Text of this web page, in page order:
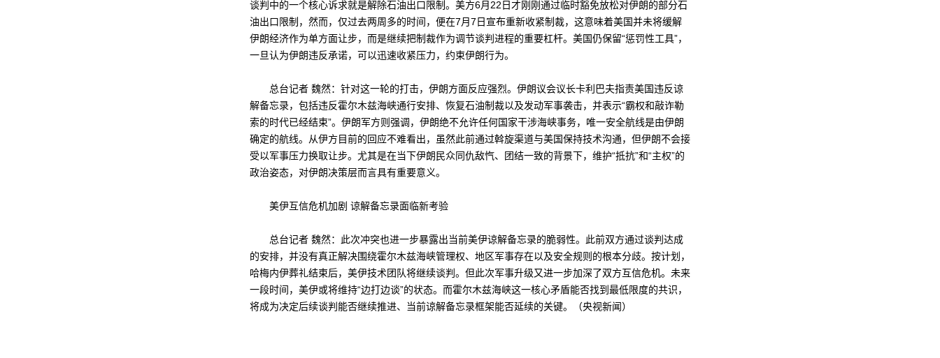
谈判中的一个核心诉求就是解除石油出口限制。美方6月22日才刚刚通过临时豁免放松对伊朗的部分石
油出口限制，然而，仅过去两周多的时间，便在7月7日宣布重新收紧制裁，这意味着美国并未将缓解
伊朗经济作为单方面让步，而是继续把制裁作为调节谈判进程的重要杠杆。美国仍保留“惩罚性工具”，
一旦认为伊朗违反承诺，可以迅速收紧压力，约束伊朗行为。
总台记者 魏然：针对这一轮的打击，伊朗方面反应强烈。伊朗议会议长卡利巴夫指责美国违反谅
解备忘录，包括违反霍尔木兹海峡通行安排、恢复石油制裁以及发动军事袭击，并表示“霸权和敲诈勒
索的时代已经结束”。伊朗军方则强调，伊朗绝不允许任何国家干涉海峡事务，唯一安全航线是由伊朗
确定的航线。从伊方目前的回应不难看出，虽然此前通过斡旋渠道与美国保持技术沟通，但伊朗不会接
受以军事压力换取让步。尤其是在当下伊朗民众同仇敌忾、团结一致的背景下，维护“抵抗”和“主权”的
政治姿态，对伊朗决策层而言具有重要意义。
美伊互信危机加剧 谅解备忘录面临新考验
总台记者 魏然：此次冲突也进一步暴露出当前美伊谅解备忘录的脆弱性。此前双方通过谈判达成
的安排，并没有真正解决围绕霍尔木兹海峡管理权、地区军事存在以及安全规则的根本分歧。按计划，
哈梅内伊葬礼结束后，美伊技术团队将继续谈判。但此次军事升级又进一步加深了双方互信危机。未来
一段时间，美伊或将维持“边打边谈”的状态。而霍尔木兹海峡这一核心矛盾能否找到最低限度的共识，
将成为决定后续谈判能否继续推进、当前谅解备忘录框架能否延续的关键。（央视新闻）